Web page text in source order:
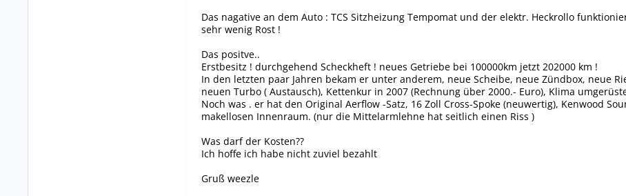
Das nagative an dem Auto : TCS Sitzheizung Tempomat und der elektr. Heckrollo
sehr wenig Rost !
Das positve..
Erstbesitz ! durchgehend Scheckheft ! neues Getriebe bei 100000km jetzt 202000 km !
In den letzten paar Jahren bekam er unter anderem, neue Scheibe, neue Zündbox, neue
neuen Turbo ( Austausch), Kettenkur in 2007 (Rechnung über 2000.- Euro), Klima
Noch was . er hat den Original Aerflow -Satz, 16 Zoll Cross-Spoke (neuwertig), Kenwood
makellosen Innenraum. (nur die Mittelarmlehne hat seitlich einen Riss )
Was darf der Kosten??
Ich hoffe ich habe nicht zuviel bezahlt
Gruß weezle